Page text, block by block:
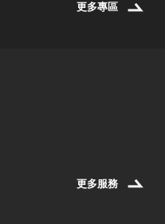
更多專區
更多服務